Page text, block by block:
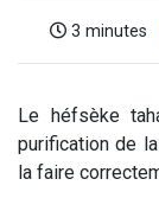
3 minutes
Le héfsèke
purification de
la faire